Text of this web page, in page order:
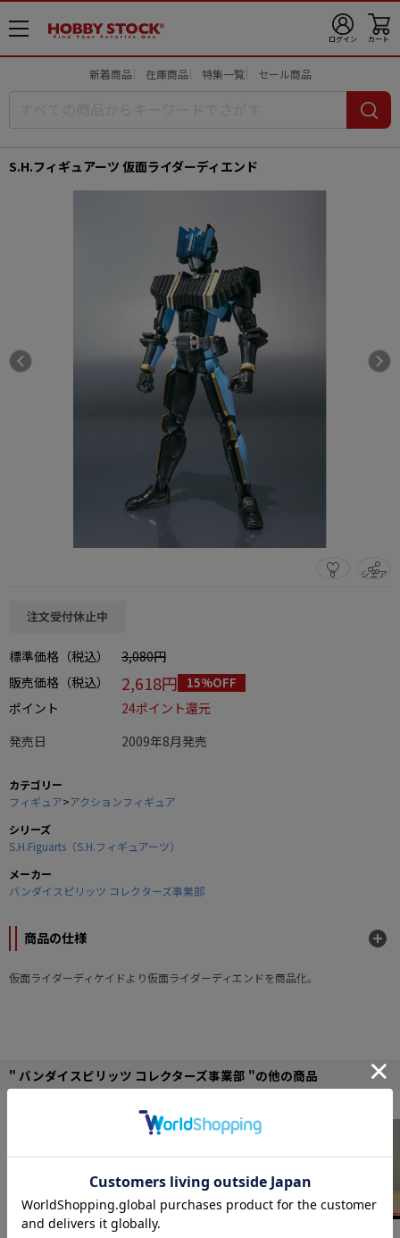
メ
ニ
ログイン カート
新着商品 在庫商品 特集一覧 セール商品
S.H.フィギュアーツ 仮面ライダーディエンド
0 シェア
この商品をシェアする
注文受付休止中
標準価格（税込）
3,080円
販売価格（税込）
2,618円 15%OFF
ポイント
24ポイント還元
発売日
2009年8月発売
カテゴリー
フィギュア>アクションフィギュア
シリーズ
S.H.Figuarts（S.H.フィギュアーツ）
メーカー
バンダイスピリッツ コレクターズ事業部
商品の仕様
仮面ライダーディケイドより仮面ライダーディエンドを商品化。
■素材：ABS、PVC、POM、Zndc他
■セット内容：仮面ライダーディエンド本体、交換用手首、武器等
" バンダイスピリッツ コレクターズ事業部 "の他の商品